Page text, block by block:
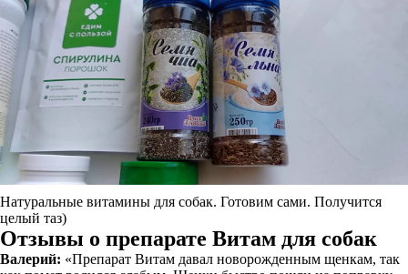
Натуральные витамины для собак. Готовим сами. Получится
целый таз)
Отзывы о препарате Витам для собак
Валерий: «Препарат Витам давал новорожденным щенкам, так